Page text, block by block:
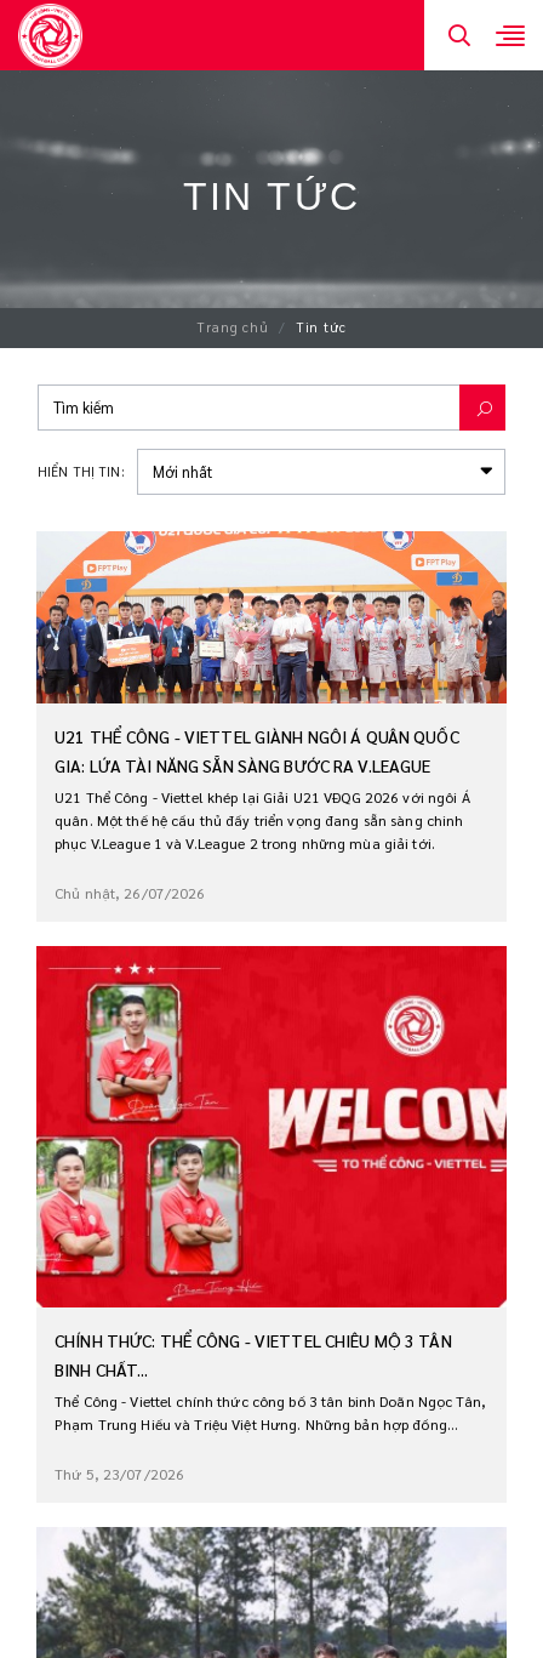
TIN TỨC
Trang chủ Tin tức
HIỂN THỊ TIN:
U21 THỂ CÔNG - VIETTEL GIÀNH NGÔI Á QUÂN QUỐC
GIA: LỨA TÀI NĂNG SẴN SÀNG BƯỚC RA V.LEAGUE
U21 Thể Công - Viettel khép lại Giải U21 VĐQG 2026 với ngôi Á
quân. Một thế hệ cầu thủ đầy triển vọng đang sẵn sàng chinh
phục V.League 1 và V.League 2 trong những mùa giải tới.
Chủ nhật, 26/07/2026
CHÍNH THỨC: THỂ CÔNG - VIETTEL CHIÊU MỘ 3 TÂN
BINH CHẤT...
Thể Công - Viettel chính thức công bố 3 tân binh Doãn Ngọc Tân,
Phạm Trung Hiếu và Triệu Việt Hưng. Những bản hợp đồng...
Thứ 5, 23/07/2026